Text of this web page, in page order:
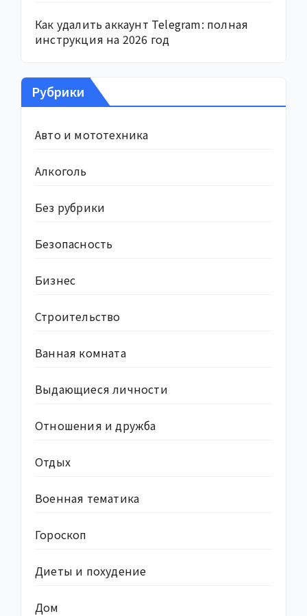
Как удалить аккаунт Telegram: полная
инструкция на 2026 год
Рубрики
Авто и мототехника
Алкоголь
Без рубрики
Безопасность
Бизнес
Строительство
Ванная комната
Выдающиеся личности
Отношения и дружба
Отдых
Военная тематика
Гороскоп
Диеты и похудение
Дом